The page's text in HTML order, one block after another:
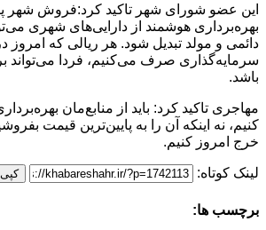
این عضو شورای شهر تاکید کرد:فروش شهر
بهره‌برداری هوشمند از دارایی‌های شهری
دائمی و مولد تبدیل شود. هر ریالی که امروز
سرمایه‌گذاری صرف می‌کنیم، فردا می‌تواند
باشد.
مهاجری تاکید کرد: باید از منابع‌مان
کنیم، نه اینکه آن را به پایین‌ترین قیمت
خرج امروز کنیم.
لینک کوتاه: کپی
برچسب ها: